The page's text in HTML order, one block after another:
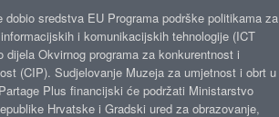
dobio sredstva EU Programa podrške politikama za
i komunikacijskih tehnologije (ICT
dijela Okvirnog programa za konkurentnost i
(CIP). Sudjelovanje Muzeja za umjetnost i obrt u
Plus financijski će podržati Ministarstvo
Hrvatske i Gradski ured za obrazovanje,